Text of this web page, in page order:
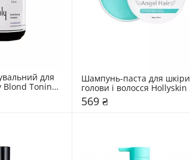
для
Blond Toning
Шампунь-паста для шкіри
голови і волосся Hollyskin
Angel Hair
569 ₴